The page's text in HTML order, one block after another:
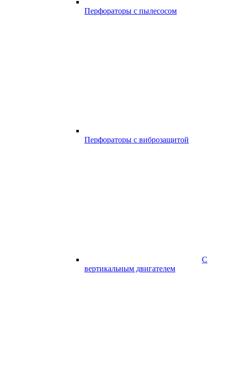
Перфораторы с пылесосом
Перфораторы с виброзащитой
С
вертикальным двигателем